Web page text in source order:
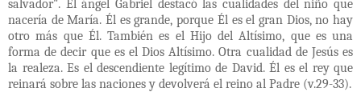
salvador". El ángel Gabriel destacó las cualidades del niño que
nacería de María. Él es grande, porque Él es el gran Dios, no hay
otro más que Él. También es el Hijo del Altísimo, que es una
forma de decir que es el Dios Altísimo. Otra cualidad de Jesús es
la realeza. Es el descendiente legítimo de David. Él es el rey que
reinará sobre las naciones y devolverá el reino al Padre (v.29-33).